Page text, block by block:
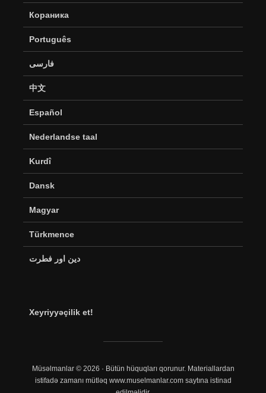
Кораника
Português
فارسی
中文
Español
Nederlandse taal
Kurdî
Dansk
Magyar
Türkmence
دین اور فطرت
Xeyriyyəçilik et!
Müsəlmanlar © 2026 · Bütün hüquqları qorunur. Materiallardan
istifadə zamanı mütləq www.muselmanlar.com saytına istinad